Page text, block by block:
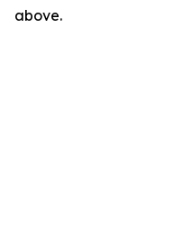
above.